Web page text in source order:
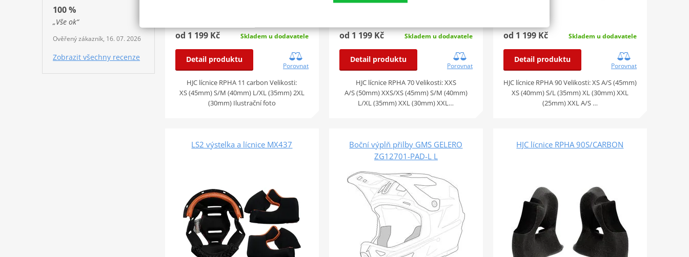
100 %
„Vše ok“
Ověřený zákazník, 16. 07. 2026
Zobrazit všechny recenze
od 1 199 Kč Skladem u dodavatele
Detail produktu
Porovnat
HJC lícnice RPHA 11 carbon Velikosti:
XS (45mm) S/M (40mm) L/XL (35mm) 2XL
(30mm) Ilustrační foto
od 1 199 Kč Skladem u dodavatele
Detail produktu
Porovnat
HJC lícnice RPHA 70 Velikosti: XXS
A/S (50mm) XXS/XS (45mm) S/M (40mm)
L/XL (35mm) XXL (30mm) XXL…
od 1 199 Kč Skladem u dodavatele
Detail produktu
Porovnat
HJC lícnice RPHA 90 Velikosti: XS A/S (45mm)
XS (40mm) S/L (35mm) XL (30mm) XXL
(25mm) XXL A/S …
LS2 výstelka a lícnice MX437
Boční výplň přilby GMS GELERO
ZG12701-PAD-L L
HJC lícnice RPHA 90S/CARBON